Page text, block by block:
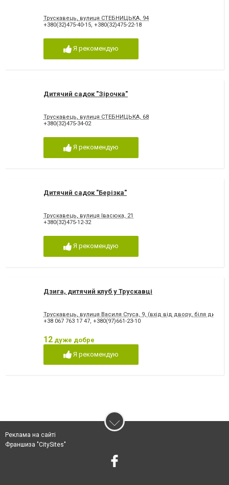
Трускавець, вулиця СТЕБНИЦЬКА, 94
+380(32)475-40-15, +380(32)475-22-18
Я рекомендую
Дитячий садок "Зірочка"
Трускавець, вулиця СТЕБНИЦЬКА, 68
+380(32)475-34-02
Я рекомендую
Дитячий садок "Берізка"
Трускавець, вулиця Івасюка, 21
+380(32)475-12-32
Я рекомендую
Дзига, дитячий клуб у Трускавці
Трускавець, вулиця Василя Стуса, 9, (вхід від двору, біля
+38 067 763 17 47, +380(97)661-23-10
12 дуже добре
Я рекомендую
Реклама на сайті
Франшиза "CitySites"